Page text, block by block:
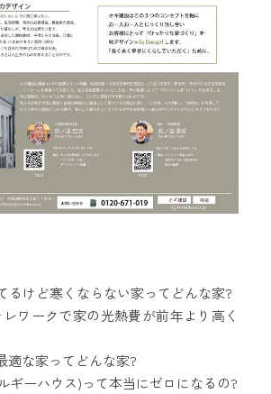
るけど寒くならない家ってどんな家?
ワークで家の光熱費が前年より高く
な家ってどんな家?
ギーハウス)って本当にゼロになるの?